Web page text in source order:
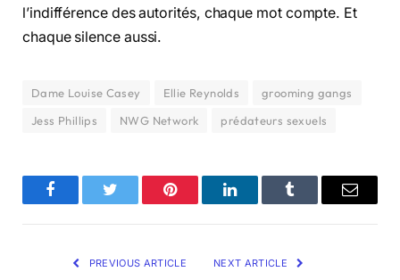
l’indifférence des autorités, chaque mot compte. Et
chaque silence aussi.
Dame Louise Casey Ellie Reynolds
grooming gangs
Jess Phillips
NWG Network prédateurs sexuels
FacebookTwitter Pinterest LinkedInTumblr Email
PREVIOUS ARTICLE NEXT ARTICLE